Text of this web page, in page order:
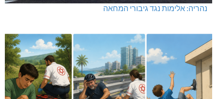
נהריה: אלימות נגד גיבורי המחאה